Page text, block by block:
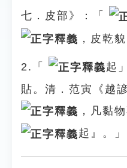
七．皮部》：「
，皮乾貌
2.「
起
貼。清．范寅《越
，凡黏
起』。」